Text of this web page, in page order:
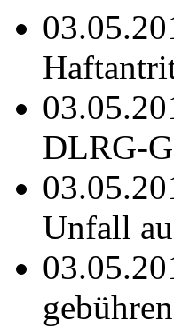
DLRG-
Unfall